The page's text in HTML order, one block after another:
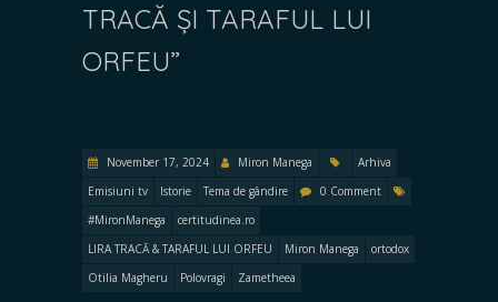
TRACĂ ȘI TARAFUL LUI
ORFEU”
November 17, 2024 Miron Manega
Arhiva
Emisiuni tv
Istorie Tema de gândire
0 Comment
#MironManega
certitudinea.ro
LIRA TRACĂ & TARAFUL LUI ORFEU
Miron Manega
ortodox
Otilia Magheru
Polovragi Zametheea